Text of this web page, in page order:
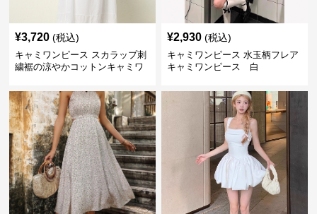
¥3,720 (税込)
キャミワンピース スカラップ刺
繍裾の涼やかコットンキャミワ
¥2,930 (税込)
キャミワンピース 水玉柄フレア
キャミワンピース 白